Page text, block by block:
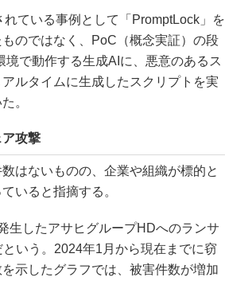
ている事例として「PromptLock」を
のではなく、PoC（概念実証）の段
で動作する生成AIに、悪意のあるス
ルタイムに生成したスクリプトを実
。
攻撃
はないものの、企業や組織が標的と
いると指摘する。
したアサヒグループHDへのランサ
いう。2024年1月から現在までに窃
示したグラフでは、被害件数が増加